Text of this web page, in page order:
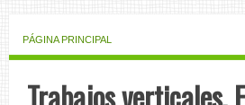
PÁGINA PRINCIPAL
Trabajos verticales,